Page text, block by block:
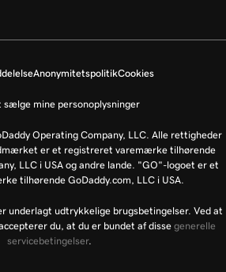
AnonymitetspolitikCookies
sælge mine personoplysninger
Operating Company, LLC. Alle rettigheder
er et registreret varemærke tilhørende
LLC i USA og andre lande. "GO"-logoet er et
tilhørende GoDaddy.com, LLC i USA.
underlagt udtrykkelige brugsbetingelser. Ved at
du, at du er bundet af disse generelle
servicebetingelser.